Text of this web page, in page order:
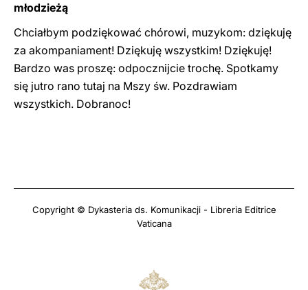
młodzieżą
Chciałbym podziękować chórowi, muzykom: dziękuję
za akompaniament! Dziękuję wszystkim! Dziękuję!
Bardzo was proszę: odpocznijcie trochę. Spotkamy
się jutro rano tutaj na Mszy św. Pozdrawiam
wszystkich. Dobranoc!
Copyright © Dykasteria ds. Komunikacji - Libreria Editrice
Vaticana